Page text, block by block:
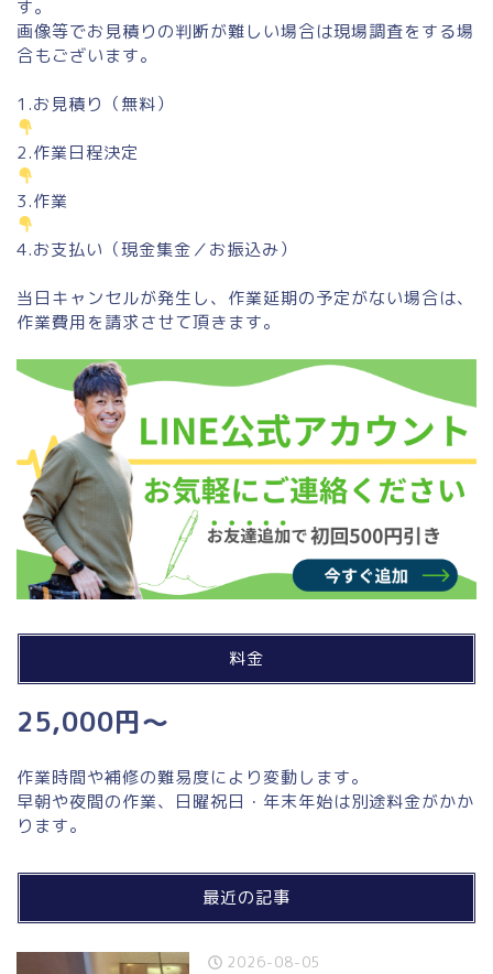
す。
画像等でお見積りの判断が難しい場合は現場調査をする場
合もございます。
1.お見積り（無料）
2.作業日程決定
3.作業
4.お支払い（現金集金／お振込み）
当日キャンセルが発生し、作業延期の予定がない場合は、
作業費用を請求させて頂きます。
料金
25,000円～
作業時間や補修の難易度により変動します。
早朝や夜間の作業、日曜祝日・年末年始は別途料金がかか
ります。
最近の記事
2026-08-05